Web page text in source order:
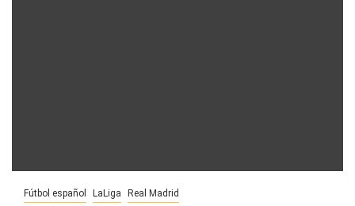
Fútbol español LaLiga Real Madrid